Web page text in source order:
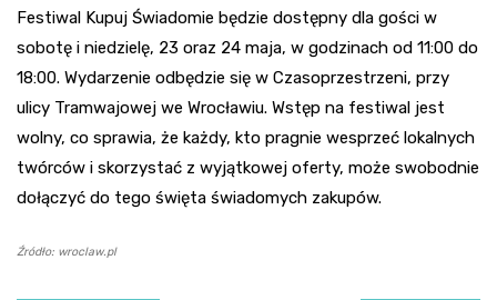
Festiwal Kupuj Świadomie będzie dostępny dla gości w
sobotę i niedzielę, 23 oraz 24 maja, w godzinach od 11:00 do
18:00. Wydarzenie odbędzie się w Czasoprzestrzeni, przy
ulicy Tramwajowej we Wrocławiu. Wstęp na festiwal jest
wolny, co sprawia, że każdy, kto pragnie wesprzeć lokalnych
twórców i skorzystać z wyjątkowej oferty, może swobodnie
dołączyć do tego święta świadomych zakupów.
Źródło: wroclaw.pl